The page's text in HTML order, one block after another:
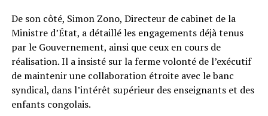
De son côté, Simon Zono, Directeur de cabinet de la
Ministre d’État, a détaillé les engagements déjà tenus
par le Gouvernement, ainsi que ceux en cours de
réalisation. Il a insisté sur la ferme volonté de l’exécutif
de maintenir une collaboration étroite avec le banc
syndical, dans l’intérêt supérieur des enseignants et des
enfants congolais.